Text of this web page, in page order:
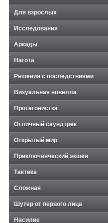
Для взрослых
Исследования
Аркады
Нагота
Решения с последствиями
Визуальная новелла
Протагонистка
Отличный саундтрек
Открытый мир
Приключенческий экшен
Тактика
Сложная
Шутер от первого лица
Насилие